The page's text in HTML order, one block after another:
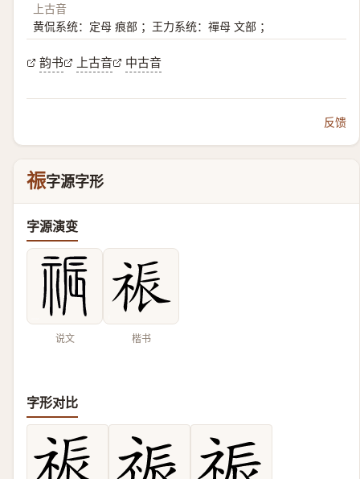
上古音
黄侃系统：定母 痕部 ；王力系统：禪母 文部 ；
韵书 上古音 中古音
反馈
祳字源字形
字源演变
说文 楷书
字形对比